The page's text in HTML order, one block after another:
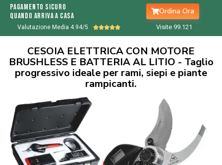
Pagamento sicuro
quando arriva a casa
Ordina Ora
Valutazione Media 4.94/5  Visite 99.122
CESOIA ELETTRICA CON MOTORE
BRUSHLESS E BATTERIA AL LITIO - Taglio
progressivo ideale per rami, siepi e piante
rampicanti.